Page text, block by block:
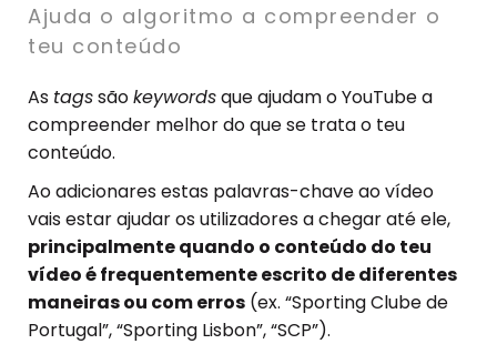
Ajuda o algoritmo a compreender o
teu conteúdo
As tagssãokeywordsque ajudam o YouTube a
compreender melhor do que se trata o teu
conteúdo.
Ao adicionares estas palavras-chave ao vídeo
vais estar ajudar os utilizadores a chegar até ele,
principalmente quando o conteúdo do teu
vídeo é frequentemente escrito de diferentes
maneiras ou com erros (ex. “Sporting Clube de
Portugal”, “Sporting Lisbon”, “SCP”).